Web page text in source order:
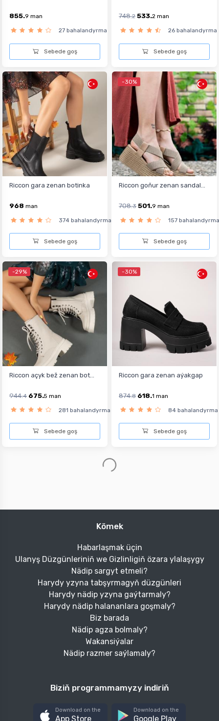
855.9 man
27 bahalandyrma
Sebede goş
748.2 533.2 man
26 bahalandyrma
Sebede goş
Riccon gara zenan botinka
968 man
374 bahalandyrma
Sebede goş
-30%
Riccon goňur zenan sandal...
708.3 501.9 man
157 bahalandyrma
Sebede goş
-29%
Riccon açyk bež zenan bot...
944.4 675.5 man
281 bahalandyrma
Sebede goş
-30%
Riccon gara zenan aýakgap
874.8 618.1 man
84 bahalandyrma
Sebede goş
Riccon gara zenan aýakgap
618.1 man
236 bahalandyrma
Riccon bež zenan sandali
709.7 503.3 man